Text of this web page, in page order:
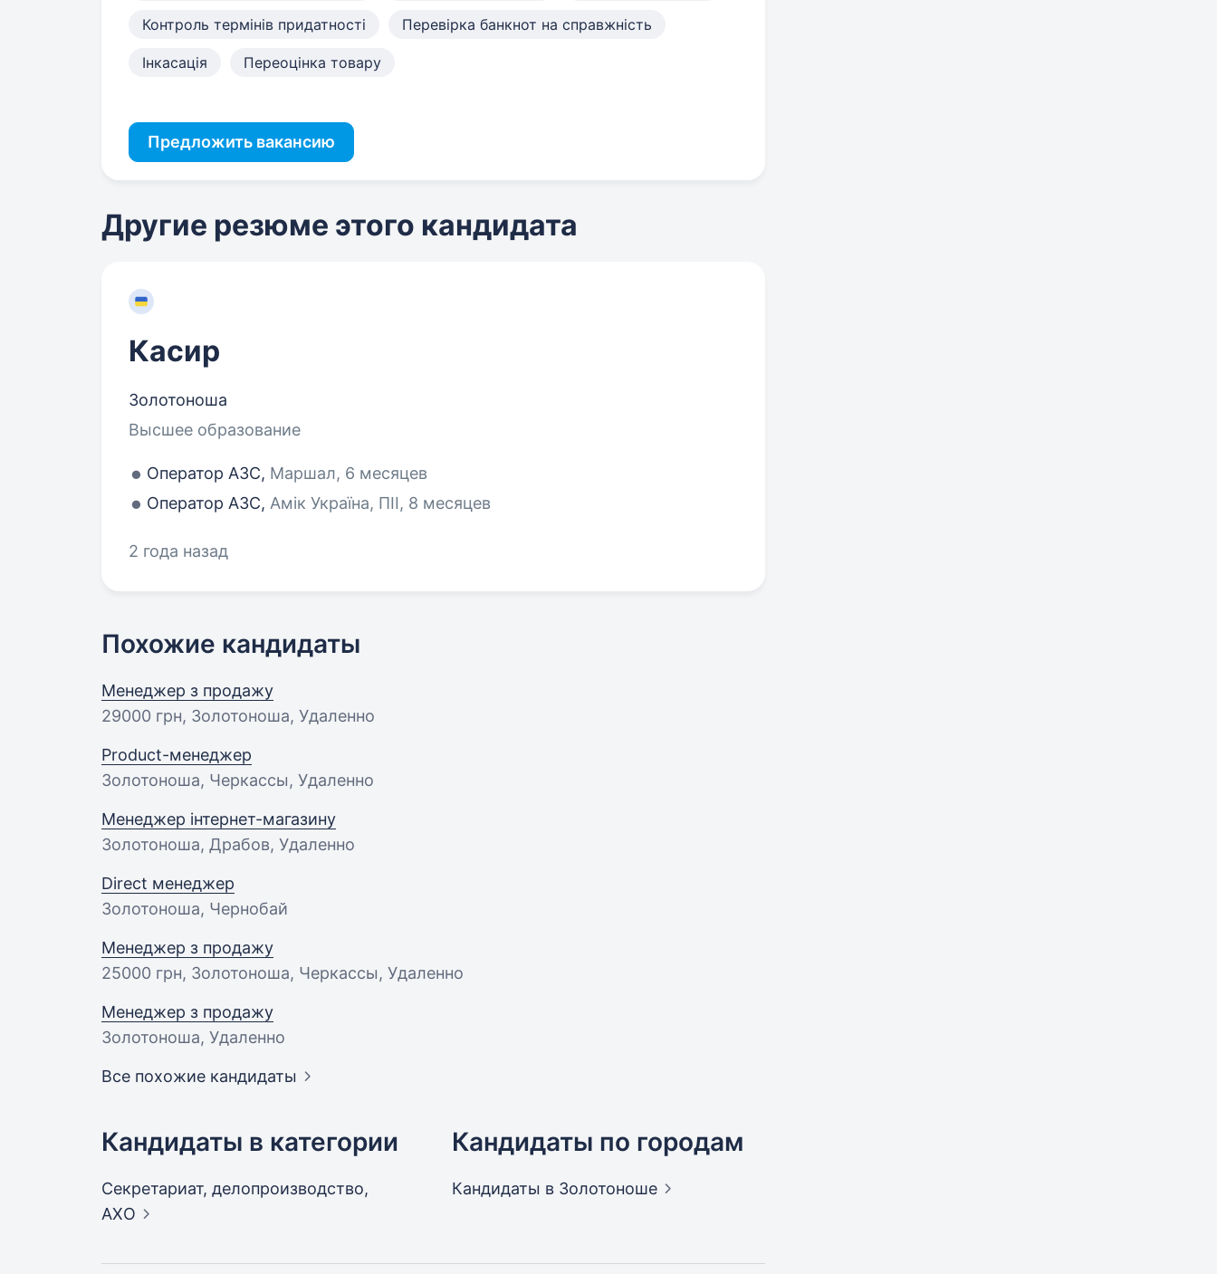
Контроль термінів придатності Перевірка банкнот на справжність
Інкасація Переоцінка товару
Предложить вакансию
Другие резюме этого кандидата
Касир
Золотоноша
Высшее образование
Оператор АЗС, Маршал, 6 месяцев
Оператор АЗС, Амік Україна, ПІІ, 8 месяцев
2 года назад
Похожие кандидаты
Менеджер з продажу
29000 грн, Золотоноша, Удаленно
Product-менеджер
Золотоноша, Черкассы, Удаленно
Менеджер інтернет-магазину
Золотоноша, Драбов, Удаленно
Direct менеджер
Золотоноша, Чернобай
Менеджер з продажу
25000 грн, Золотоноша, Черкассы, Удаленно
Менеджер з продажу
Золотоноша, Удаленно
Все похожие кандидаты
Кандидаты в категории
Секретариат, делопроизводство,
АХО
Кандидаты по городам
Кандидаты в Золотоноше